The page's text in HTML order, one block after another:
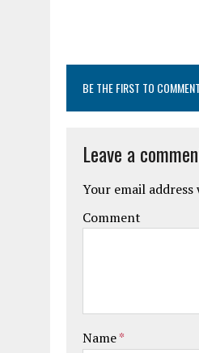
BE THE FIRST TO COMMENT
Leave a
Your email
Comment
Name*